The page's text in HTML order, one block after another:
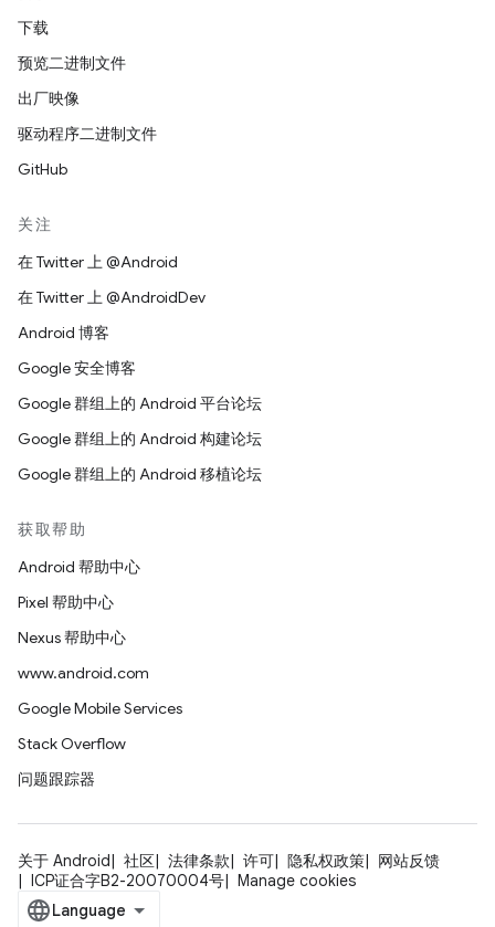
下载
预览二进制文件
出厂映像
驱动程序二进制文件
GitHub
关注
在 Twitter 上 @Android
在 Twitter 上 @AndroidDev
Android 博客
Google 安全博客
Google 群组上的 Android 平台论坛
Google 群组上的 Android 构建论坛
Google 群组上的 Android 移植论坛
获取帮助
Android 帮助中心
Pixel 帮助中心
Nexus 帮助中心
www.android.com
Google Mobile Services
Stack Overflow
问题跟踪器
关于 Android 社区 法律条款 许可 隐私权政策
网站反馈
ICP证合字B2-20070004号
Manage cookies